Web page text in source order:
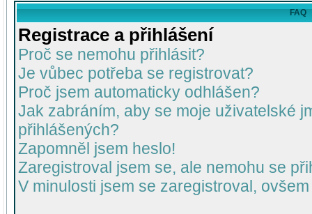
FAQ
Registrace a přihlášení
Proč se nemohu přihlásit?
Je vůbec potřeba se registrovat?
Proč jsem automaticky odhlášen?
Jak zabráním, aby se moje uživatelské
přihlášených?
Zapomněl jsem heslo!
Zaregistroval jsem se, ale nemohu se
V minulosti jsem se zaregistroval,